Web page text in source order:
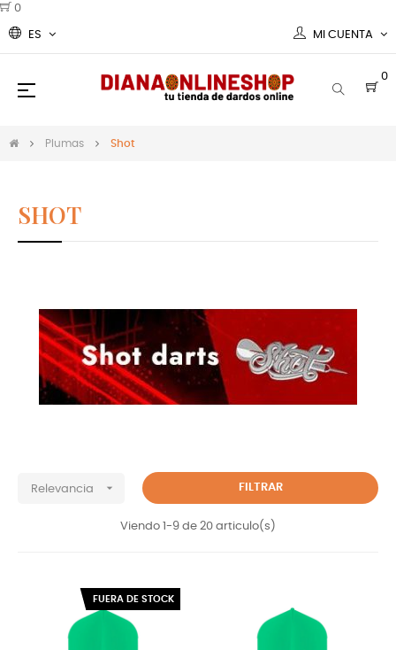
0
ES MI CUENTA
0
Navegación
☰
Plumas Shot
SHOT
Relevancia  FILTRAR
Viendo 1-9 de 20 articulo(s)
FUERA DE STOCK